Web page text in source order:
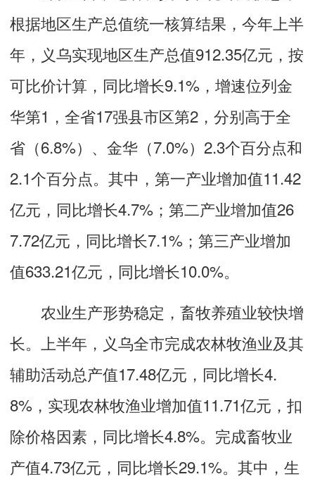
根据地区生产总值统一核算结果，今年上半
年，义乌实现地区生产总值912.35亿元，按
可比价计算，同比增长9.1%，增速位列金
华第1，全省17强县市区第2，分别高于全
省（6.8%）、金华（7.0%）2.3个百分点和
2.1个百分点。其中，第一产业增加值11.42
亿元，同比增长4.7%；第二产业增加值26
7.72亿元，同比增长7.1%；第三产业增加
值633.21亿元，同比增长10.0%。
农业生产形势稳定，畜牧养殖业较快增
长。上半年，义乌全市完成农林牧渔业及其
辅助活动总产值17.48亿元，同比增长4.
8%，实现农林牧渔业增加值11.71亿元，扣
除价格因素，同比增长4.8%。完成畜牧业
产值4.73亿元，同比增长29.1%。其中，生